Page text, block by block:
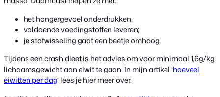
het hongergevoel onderdrukken;
voldoende voedingstoffen leveren;
je stofwisseling gaat een beetje omhoog.
Tijdens een crash dieet is het advies om voor minimaal 1,6g/kg
lichaamsgewicht aan eiwit te gaan. In mijn artikel ‘hoeveel
eiwitten per dag‘ lees je hier meer over.